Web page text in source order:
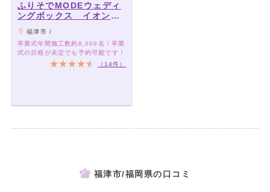
ふりそでMODEウェディ
ングボックス イオンモ
ール福津店
福津市 /
卒業式年間施工数約8,000名！卒業
式の日程が未定でも予約可能です！
（14件）
福津市/福岡県の口コミ